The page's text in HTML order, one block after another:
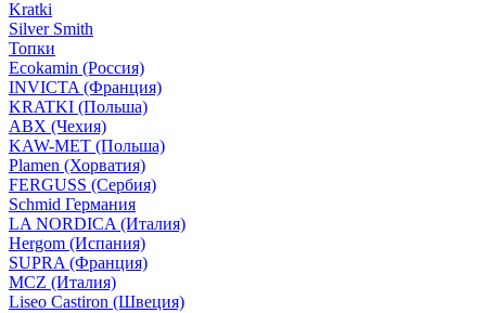
Kratki
Silver Smith
Топки
Ecokamin (Россия)
INVICTA (Франция)
KRATKI (Польша)
ABX (Чехия)
KAW-MET (Польша)
Plamen (Хорватия)
FERGUSS (Сербия)
Schmid Германия
LA NORDICA (Италия)
Hergom (Испания)
SUPRA (Франция)
MCZ (Италия)
Liseo Castiron (Швеция)